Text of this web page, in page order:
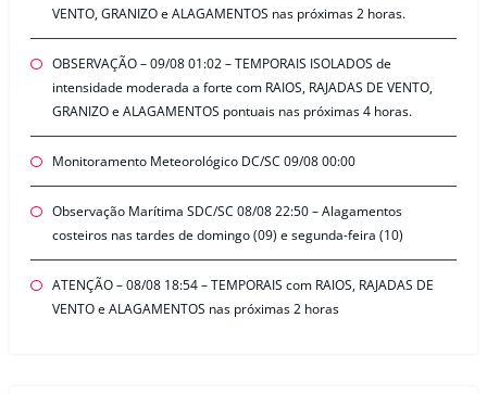
VENTO, GRANIZO e ALAGAMENTOS nas próximas 2 horas.
OBSERVAÇÃO – 09/08 01:02 – TEMPORAIS ISOLADOS de
intensidade moderada a forte com RAIOS, RAJADAS DE VENTO,
GRANIZO e ALAGAMENTOS pontuais nas próximas 4 horas.
Monitoramento Meteorológico DC/SC 09/08 00:00
Observação Marítima SDC/SC 08/08 22:50 – Alagamentos
costeiros nas tardes de domingo (09) e segunda-feira (10)
ATENÇÃO – 08/08 18:54 – TEMPORAIS com RAIOS, RAJADAS DE
VENTO e ALAGAMENTOS nas próximas 2 horas